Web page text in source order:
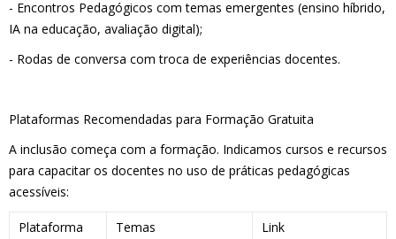
- Encontros Pedagógicos com temas emergentes (ensino híbrido,
IA na educação, avaliação digital);
- Rodas de conversa com troca de experiências docentes.
Plataformas Recomendadas para Formação Gratuita
A inclusão começa com a formação. Indicamos cursos e recursos
para capacitar os docentes no uso de práticas pedagógicas
acessíveis:
Plataforma Temas Link